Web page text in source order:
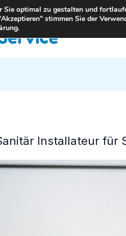
Installateur für
Sie optimal zu gestalten und
stimmen Sie der